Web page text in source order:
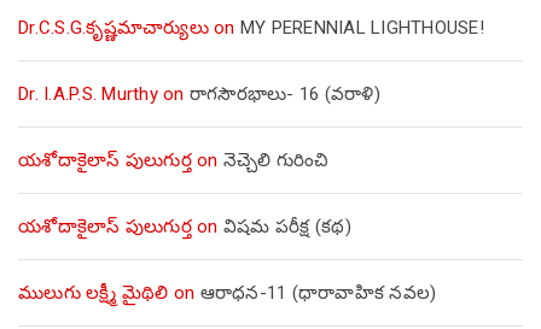
Dr.C.S.G.కృష్ణమాచార్యులుon MY PERENNIAL LIGHTHOUSE!
Dr. I.A.P.S. Murthyon రాగసౌరభాలు- 16 (వరాళి)
యశోదాకైలాస్ పులుగుర్తon నెచ్చెలి గురించి
యశోదాకైలాస్ పులుగుర్తon విషమ పరీక్ష (క‌థ‌)
ములుగు లక్ష్మీ మైథిలి on ఆరాధన-11 (ధారావాహిక నవల)